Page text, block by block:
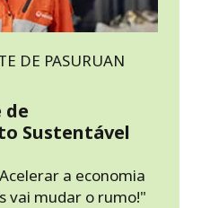
DE PASURUAN
de
Sustentável
a economia
vai mudar o rumo!"